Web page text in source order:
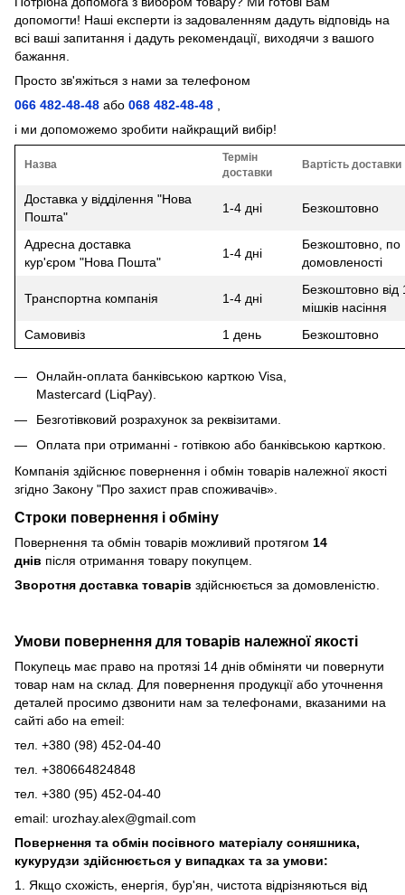
допомогти! Наші експерти із задоваленням дадуть відповідь на
всі ваші запитання і дадуть рекомендації, виходячи з вашого
бажання.
Просто зв'яжіться з нами за телефоном
066 482-48-48 або 068 482-48-48
і ми допоможемо зробити найкращий вибір!
Назва
Термін
доставки
Вартість доставки
Доставка у відділення "Нова
Пошта"
1-4 дні Безкоштовно
Адресна доставка
кур'єром "Нова Пошта"
1-4 дні
Безкоштовно, по
домовленості
Транспортна компанія 1-4 дні
Безкоштовно від
мішків насіння
Самовивіз
1 день Безкоштовно
Онлайн-оплата банківською карткою Visa,
Mastercard (LiqPay).
Безготівковий розрахунок за реквізитами.
Оплата при отриманні - готівкою або банківською карткою.
Компанія здійснює повернення і обмін товарів належної якості
згідно Закону "Про захист прав споживачів»
Строки повернення і обміну
Повернення та обмін товарів можливий протягом 14
днів після отримання товару покупцем.
Зворотня доставка товарів здійснюється за домовленістю.
Умови повернення для товарів належної якості
Покупець має право на протязі 14 днів обміняти чи повернути
товар нам на склад. Для повернення продукції або уточнення
деталей просимо дзвонити нам за телефонами, вказаними на
сайті або на emeil:
тел. +380 (98) 452-04-40
тел. +380664824848
тел. +380 (95) 452-04-40
email: urozhay.alex@gmail.com
Повернення та обмін посівного матеріалу соняшника,
кукурудзи здійснюється у випадках та за умови:
1. Якщо схожість, енергія, бур'ян, чистота відрізняються від